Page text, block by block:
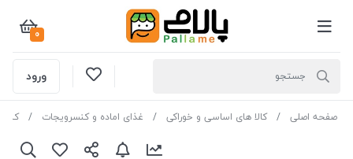
0
ورود
صفحه اصلی کالا های اساسی و خوراکی غذای اماده و کنسرویجات